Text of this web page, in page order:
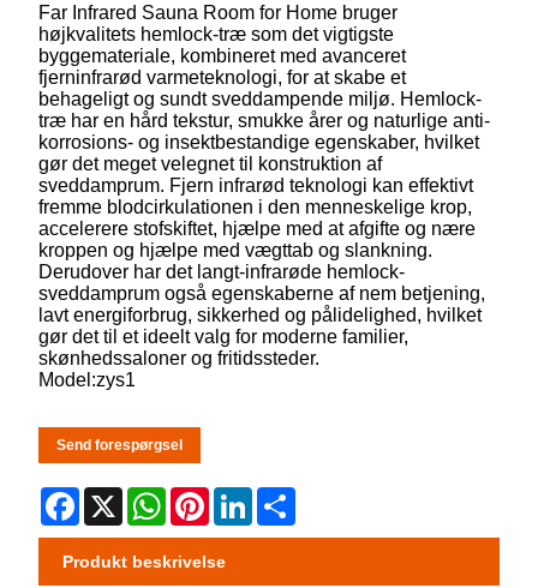
Far Infrared Sauna Room for Home bruger
højkvalitets hemlock-træ som det vigtigste
byggemateriale, kombineret med avanceret
fjerninfrarød varmeteknologi, for at skabe et
behageligt og sundt sveddampende miljø. Hemlock-
træ har en hård tekstur, smukke årer og naturlige anti-
korrosions- og insektbestandige egenskaber, hvilket
gør det meget velegnet til konstruktion af
sveddamprum. Fjern infrarød teknologi kan effektivt
fremme blodcirkulationen i den menneskelige krop,
accelerere stofskiftet, hjælpe med at afgifte og nære
kroppen og hjælpe med vægttab og slankning.
Derudover har det langt-infrarøde hemlock-
sveddamprum også egenskaberne af nem betjening,
lavt energiforbrug, sikkerhed og pålidelighed, hvilket
gør det til et ideelt valg for moderne familier,
skønhedssaloner og fritidssteder.
Model:zys1
Send forespørgsel
Facebook
X WhatsApp
PinterestLinkedIn
Produkt beskrivelse